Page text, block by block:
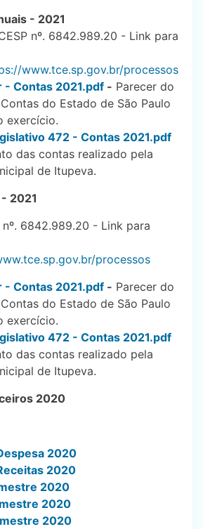
- 2021
nº. 6842.989.20 - Link para
www.tce.sp.gov.br/processos
- Contas 2021.pdf - Parecer do
do Estado de São Paulo
exercício.
472 - Contas 2021.pdf
das contas realizado pela
de Itupeva.
2021
nº. 6842.989.20 - Link para
processos
- Contas 2021.pdf - Parecer do
do Estado de São Paulo
exercício.
472 - Contas 2021.pdf
das contas realizado pela
de Itupeva.
2020
2020
2020
2020
2020
2020